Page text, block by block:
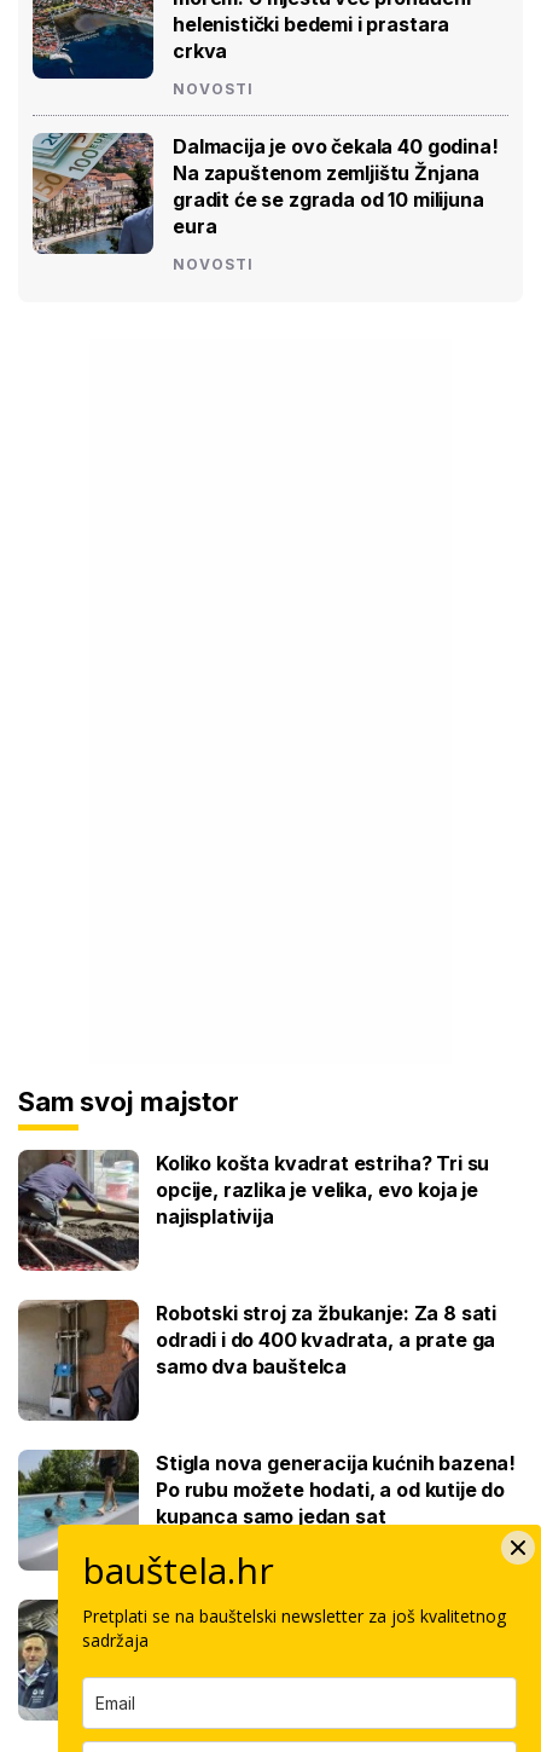
helenistički bedemi i prastara
crkva
NOVOSTI
Dalmacija je ovo čekala 40 godina!
Na zapuštenom zemljištu Žnjana
gradit će se zgrada od 10 milijuna
eura
NOVOSTI
Sam svoj majstor
Koliko košta kvadrat estriha? Tri su
opcije, razlika je velika, evo koja je
najisplativija
Robotski stroj za žbukanje: Za 8 sati
odradi i do 400 kvadrata, a prate ga
samo dva bauštelca
Stigla nova generacija kućnih bazena!
Po rubu možete hodati, a od kutije do
kupanca samo jedan sat
Koliko košta keramičar za kvadrat
bauštela.hr
Pretplati se na bauštelski newsletter za još kvalitetnog
sadržaja